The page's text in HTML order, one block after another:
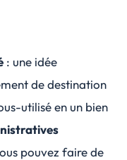
: une idée
de destination
utilisé en un bien
pouvez faire de